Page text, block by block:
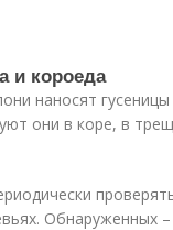
и короеда
наносят
они в коре, в
Обнаруженных